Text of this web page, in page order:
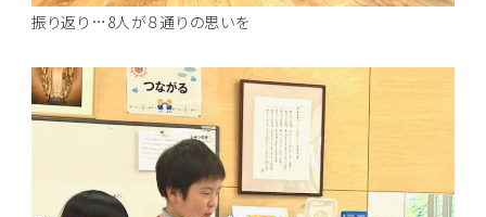
振り返り…8人が８通りの思いを